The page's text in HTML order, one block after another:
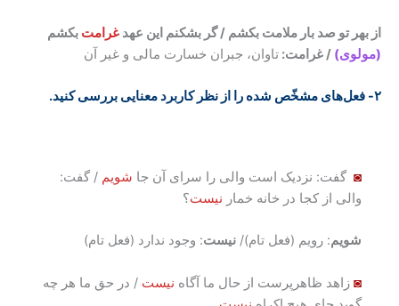
از بهر تو صد بار ملامت بکشم / گر بشکنم این عهد غرامت بکشم
(مولوی) / غرامت: تاوان، جبران خسارت مالی و غیر آن
۲- فعل‌های مشخّص شده را از نظر کاربرد معنایی بررسی کنید.
◙ گفت: نزدیک است والی را سرای آن جا شویم / گفت:
والی از کجا در خانه خمار نیست؟
شویم: رویم (فعل تام)/ نیست: وجود ندارد (فعل تام)
◙ زاهد ظاهرپرست از حال ما آگاه نیست / در حق ما هر چه